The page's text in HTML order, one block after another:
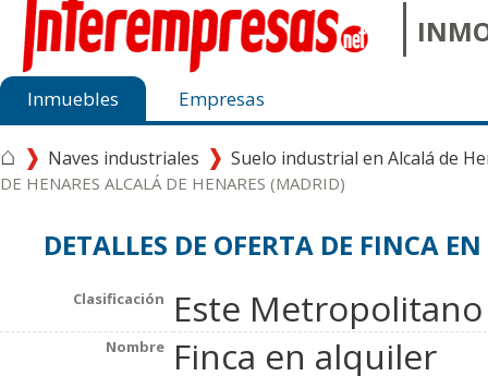
Inmuebles Empresas
⌂ Naves industriales Suelo industrial en Alcalá de
DE HENARES ALCALÁ DE HENARES (MADRID)
DETALLES DE OFERTA DE FINCA
Clasificación Este Metropolitano
Nombre Finca en alquiler